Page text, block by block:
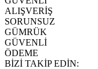
ALIŞVERİŞ
SORUNSUZ
GÜMRÜK
GÜVENLİ
ÖDEME
BİZİ TAKİP EDİN: